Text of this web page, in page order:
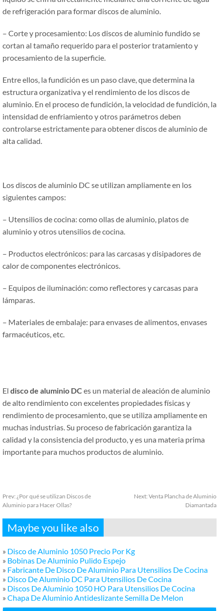
de refrigeración para formar discos de aluminio.
– Corte y procesamiento: Los discos de aluminio fundido se
cortan al tamaño requerido para el posterior tratamiento y
procesamiento de la superficie.
Entre ellos, la fundición es un paso clave, que determina la
estructura organizativa y el rendimiento de los discos de
aluminio. En el proceso de fundición, la velocidad de fundición, la
intensidad de enfriamiento y otros parámetros deben
controlarse estrictamente para obtener discos de aluminio de
alta calidad.
Los discos de aluminio DC se utilizan ampliamente en los
siguientes campos:
– Utensilios de cocina: como ollas de aluminio, platos de
aluminio y otros utensilios de cocina.
– Productos electrónicos: para las carcasas y disipadores de
calor de componentes electrónicos.
– Equipos de iluminación: como reflectores y carcasas para
lámparas.
– Materiales de embalaje: para envases de alimentos, envases
farmacéuticos, etc.
El disco de aluminio DC es un material de aleación de aluminio
de alto rendimiento con excelentes propiedades físicas y
rendimiento de procesamiento, que se utiliza ampliamente en
muchas industrias. Su proceso de fabricación garantiza la
calidad y la consistencia del producto, y es una materia prima
importante para muchos productos de aluminio.
Prev: ¿Por qué se utilizan Discos de
Aluminio para Hacer Ollas?
Next: Venta Plancha de Aluminio
Diamantada
Maybe you like also
» Disco de Aluminio 1050 Precio Por Kg
» Bobinas De Aluminio Pulido Espejo
» Fabricante De Disco De Aluminio Para Utensilios De Cocina
» Disco De Aluminio DC Para Utensilios De Cocina
» Discos De Aluminio 1050 HO Para Utensilios De Cocina
» Chapa De Aluminio Antideslizante Semilla De Melon